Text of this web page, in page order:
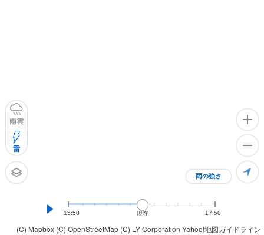
(C) Mapbox (C) OpenStreetMap (C) LY Corporation Yahoo!地図ガイドライン
雨の強さ
雨雲
雷
15:50 現在 17:50